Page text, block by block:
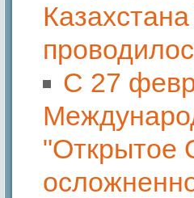
С 27
"Открытое